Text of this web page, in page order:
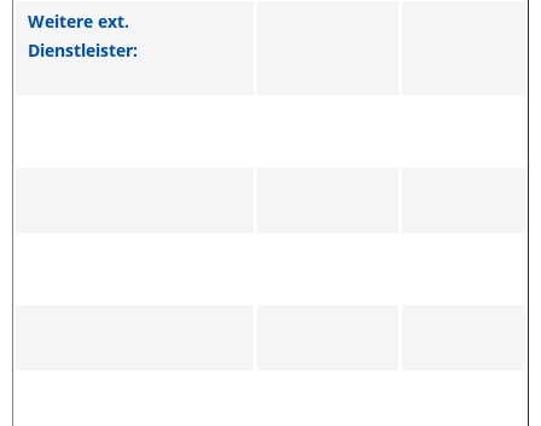
Weitere ext.
Dienstleister: